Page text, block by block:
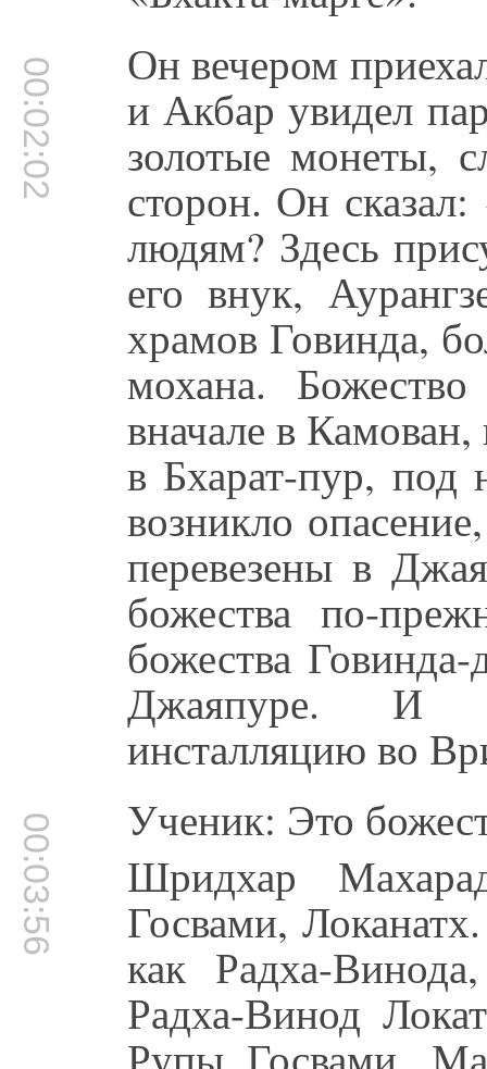
00:02:02 Он вечером
и Акбар увидел
золотые монеты,
сторон. Он
людям? Здесь
его внук,
храмов Говинда,
мохана.
вначале в
в Бхарат-пур, под
возникло
перевезены в
божества по-
божества
Джаяпуре. И
инсталляцию во
00:03:56
Ученик: Это
Шридхар
Госвами,
как Радха-
Радха-Винод